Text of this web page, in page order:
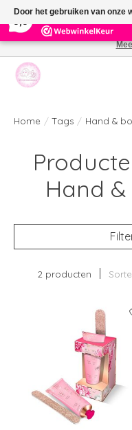
391
Welkom bij de nieuwe webshop
Home / Tags / Hand &
Hand
2 producten
Door het gebruiken van onze
cookies om onze website